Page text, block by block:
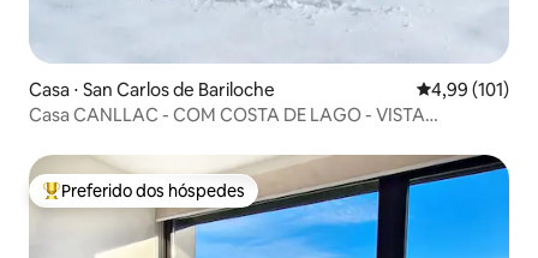
Casa ⋅ San Carlos de Bariloche 4,99 de uma
4,99 (101)
Casa CANLLAC - COM COSTA DE LAGO - VISTA
Entre os melhores preferidos dos hóspedes
Preferido dos hóspedes